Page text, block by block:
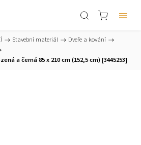
/ Stavební materiál / Dveře a kování /
a černá 85 x 210 cm (152,5 cm) [3445253]